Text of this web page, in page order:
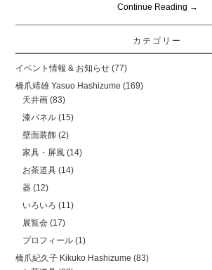
Continue Reading →
カテゴリー
イベント情報 & お知らせ (77)
橋爪靖雄 Yasuo Hashizume (169)
天井画 (83)
漆パネル (15)
壁面装飾 (2)
家具・屏風 (14)
お茶道具 (14)
器 (12)
いろいろ (11)
展覧会 (17)
プロフィール (1)
橋爪紀久子 Kikuko Hashizume (83)